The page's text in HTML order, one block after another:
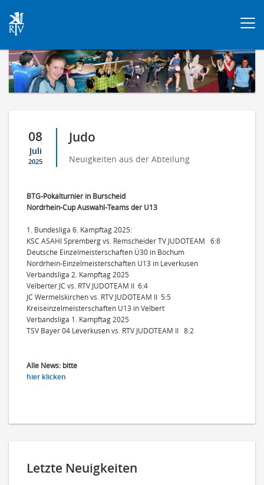
08
Juli
2025
Judo
Neuigkeiten aus der Abteilung
BTG-Pokalturnier in Burscheid
Nordrhein-Cup Auswahl-Teams der U13
1. Bundesliga 6. Kampftag 2025:
KSC ASAHI Spremberg vs. Remscheider TV JUDOTEAM 6:8
Deutsche Einzelmeisterschaften Ü30 in Bochum
Nordrhein-Einzelmeisterschaften U13 in Leverkusen
Verbandsliga 2. Kampftag 2025
Velberter JC vs. RTV JUDOTEAM II 6:4
JC Wermelskirchen vs. RTV JUDOTEAM II 5:5
Kreiseinzelmeisterschaften U13 in Velbert
Verbandsliga 1. Kampftag 2025
TSV Bayer 04 Leverkusen vs. RTV JUDOTEAM II 8:2
Alle News: bitte
hier klicken
Letzte Neuigkeiten